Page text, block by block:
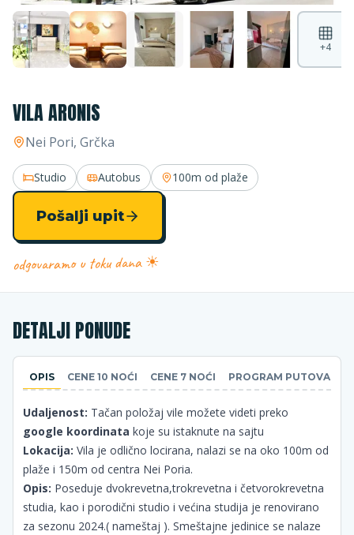
+4
VILA ARONIS
Nei Pori, Grčka
Studio Autobus 100m od plaže
Pošalji upit
odgovaramo u toku dana ☀
DETALJI PONUDE
OPIS CENE 10 NOĆI CENE 7 NOĆI PROGRAM PUTOVANJA
Udaljenost: Tačan položaj vile možete videti preko
google koordinata koje su istaknute na sajtu
Lokacija: Vila je odlično locirana, nalazi se na oko 100m od
plaže i 150m od centra Nei Poria.
Opis: Poseduje dvokrevetna,trokrevetna i četvorokrevetna
studia, kao i porodični studio i većina studija je renovirano
za sezonu 2024.( nameštaj ). Smeštajne jedinice se nalaze